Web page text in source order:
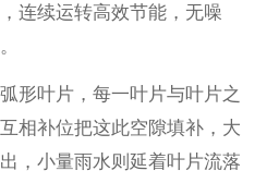
连续运转高效节能，无噪
形叶片，每一叶片与叶片之
相补位把这此空隙填补，大
，小量雨水则延着叶片流落